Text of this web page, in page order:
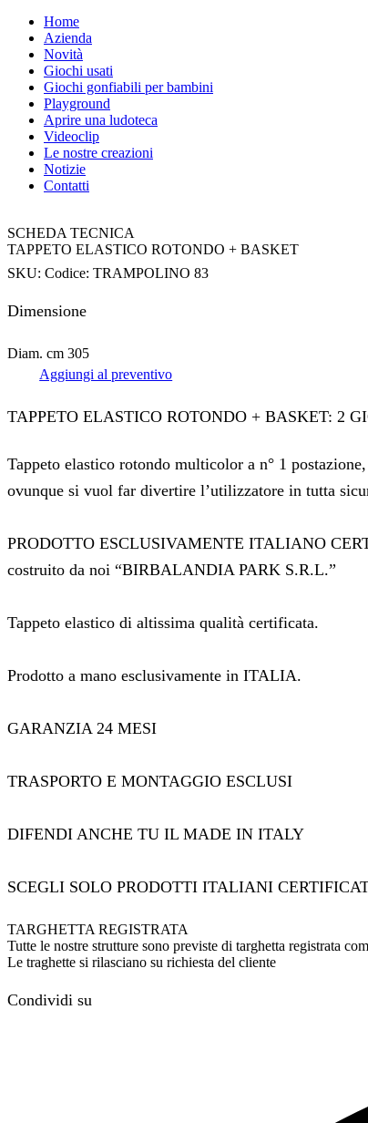
Home
Azienda
Novità
Giochi usati
Giochi gonfiabili per bambini
Playground
Aprire una ludoteca
Videoclip
Le nostre creazioni
Notizie
Contatti
SCHEDA TECNICA
TAPPETO ELASTICO ROTONDO + BASKET
SKU: Codice: TRAMPOLINO 83
Dimensione
Diam. cm 305
Aggiungi al preventivo
TAPPETO ELASTICO ROTONDO + BASKET: 2
Tappeto elastico rotondo multicolor a n° 1
ovunque si vuol far divertire l’utilizzatore in tutta
PRODOTTO ESCLUSIVAMENTE ITALIANO
costruito da noi “BIRBALANDIA PARK S.R.L.”
Tappeto elastico di altissima qualità certificata.
Prodotto a mano esclusivamente in ITALIA.
GARANZIA 24 MESI
TRASPORTO E MONTAGGIO ESCLUSI
DIFENDI ANCHE TU IL MADE IN ITALY
SCEGLI SOLO PRODOTTI ITALIANI
TARGHETTA REGISTRATA
Tutte le nostre strutture sono previste di targhetta registrata
Le traghette si rilasciano su richiesta del cliente
Condividi su